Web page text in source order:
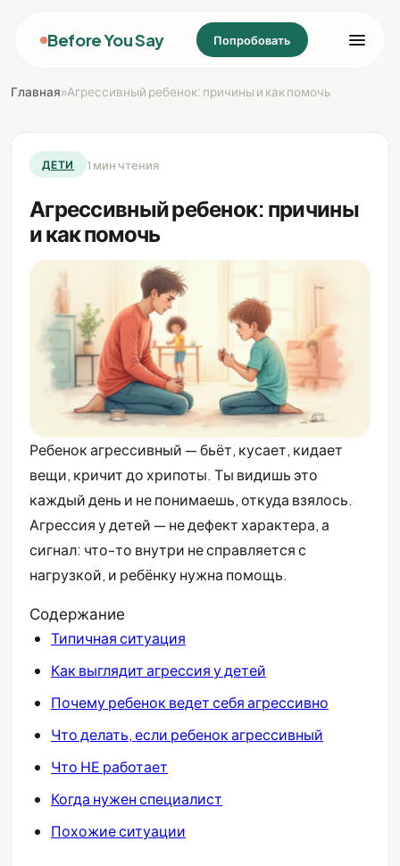
Before You Say Попробовать
Главная»Агрессивный ребенок: причины и как помочь
ДЕТИ 1 мин чтения
Агрессивный ребенок: причины
и как помочь
Ребенок агрессивный — бьёт, кусает, кидает
вещи, кричит до хрипоты. Ты видишь это
каждый день и не понимаешь, откуда взялось.
Агрессия у детей — не дефект характера, а
сигнал: что-то внутри не справляется с
нагрузкой, и ребёнку нужна помощь.
Содержание
Типичная ситуация
Как выглядит агрессия у детей
Почему ребенок ведет себя агрессивно
Что делать, если ребенок агрессивный
Что НЕ работает
Когда нужен специалист
Похожие ситуации